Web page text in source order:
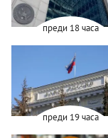
преди 18 часа
преди 19 часа